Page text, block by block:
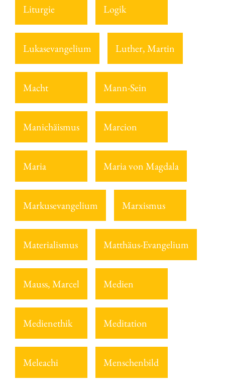
Liturgie Logik
Lukasevangelium Luther, Martin
Macht Mann-Sein
Manichäismus Marcion
Maria Maria von Magdala
Markusevangelium Marxismus
Materialismus Matthäus-Evangelium
Mauss, Marcel Medien
Medienethik Meditation
Meleachi Menschenbild